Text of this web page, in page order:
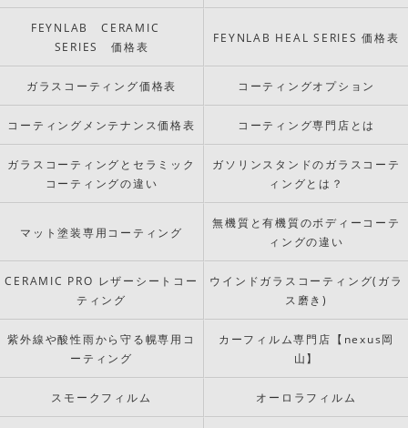
FEYNLAB CERAMIC
SERIES 価格表
FEYNLAB HEAL SERIES 価格表
ガラスコーティング価格表 コーティングオプション
コーティングメンテナンス価格表 コーティング専門店とは
ガラスコーティングとセラミック
コーティングの違い
ガソリンスタンドのガラスコーテ
ィングとは？
マット塗装専用コーティング
無機質と有機質のボディーコーテ
ィングの違い
CERAMIC PRO レザーシートコー
ティング
ウインドガラスコーティング(ガラ
ス磨き)
紫外線や酸性雨から守る幌専用コ
ーティング
カーフィルム専門店【nexus岡
山】
スモークフィルム オーロラフィルム